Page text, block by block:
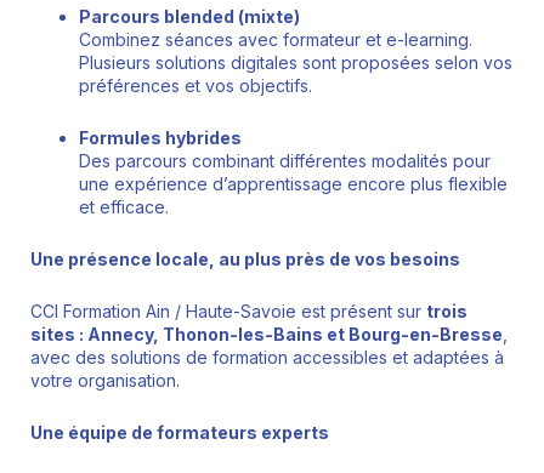
Parcours blended (mixte)
Combinez séances avec formateur et e-learning.
Plusieurs solutions digitales sont proposées selon vos
préférences et vos objectifs.
Formules hybrides
Des parcours combinant différentes modalités pour
une expérience d’apprentissage encore plus flexible
et efficace.
Une présence locale, au plus près de vos besoins
CCI Formation Ain / Haute-Savoie est présent sur trois
sites : Annecy, Thonon-les-Bains et Bourg-en-Bresse
avec des solutions de formation accessibles et adaptées à
votre organisation.
Une équipe de formateurs experts